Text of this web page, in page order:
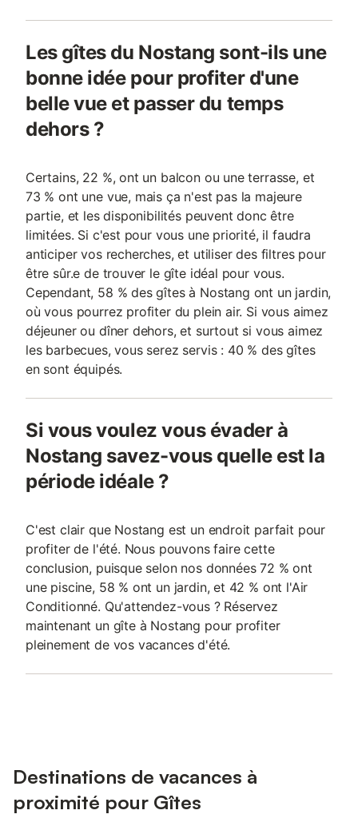
Les gîtes du Nostang sont-ils une
bonne idée pour profiter d'une
belle vue et passer du temps
dehors ?
Certains, 22 %, ont un balcon ou une terrasse, et
73 % ont une vue, mais ça n'est pas la majeure
partie, et les disponibilités peuvent donc être
limitées. Si c'est pour vous une priorité, il faudra
anticiper vos recherches, et utiliser des filtres pour
être sûr.e de trouver le gîte idéal pour vous.
Cependant, 58 % des gîtes à Nostang ont un jardin,
où vous pourrez profiter du plein air. Si vous aimez
déjeuner ou dîner dehors, et surtout si vous aimez
les barbecues, vous serez servis : 40 % des gîtes
en sont équipés.
Si vous voulez vous évader à
Nostang savez-vous quelle est la
période idéale ?
C'est clair que Nostang est un endroit parfait pour
profiter de l'été. Nous pouvons faire cette
conclusion, puisque selon nos données 72 % ont
une piscine, 58 % ont un jardin, et 42 % ont l'Air
Conditionné. Qu'attendez-vous ? Réservez
maintenant un gîte à Nostang pour profiter
pleinement de vos vacances d'été.
Destinations de vacances à
proximité pour Gîtes